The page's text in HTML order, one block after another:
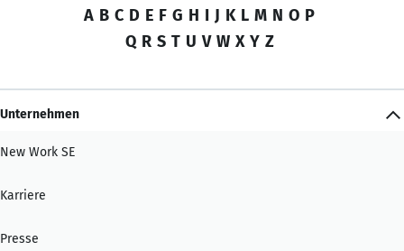
A B C D E F G H I J K L M N O P
Q R S T U V W X Y Z
Unternehmen
New Work SE
Karriere
Presse